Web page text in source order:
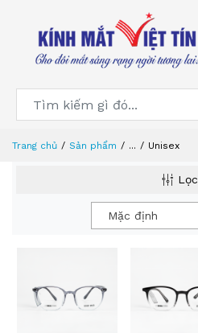
Trang chủ Sản phẩm ... Unisex
Lọc
Mặc định